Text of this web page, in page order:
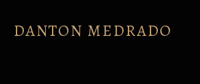
contentDANTON MEDRADO